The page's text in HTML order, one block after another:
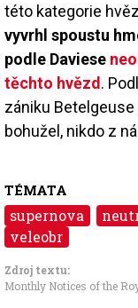
této kategorie
vyvrhl spoustu
podle Daviese
těchto hvězd.
zániku Betelgeuse
bohužel, nikdo z
TÉMATA
supernova
veleobr
Zdroj textu:
Monthly Notices of the